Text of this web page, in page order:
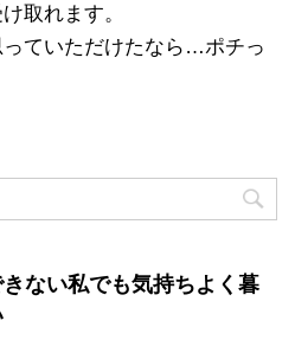
取れます。
ていただけたなら…ポチっ
ない私でも気持ちよく暮